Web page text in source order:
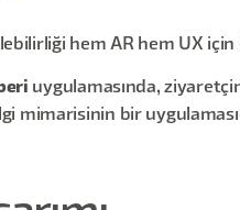
hem AR hem UX
uygulamasında,
mimarisinin bir